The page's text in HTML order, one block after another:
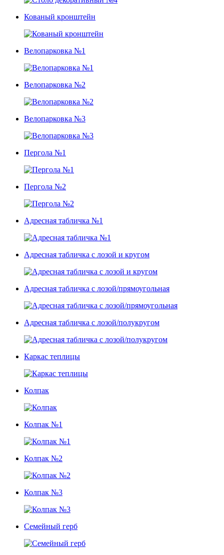
Кованый кронштейн
Велопарковка №1
Велопарковка №2
Велопарковка №3
Пергола №1
Пергола №2
Адресная табличка №1
Адресная табличка с лозой и кругом
Адресная табличка с лозой/прямоугольная
Адресная табличка с лозой/полукругом
Каркас теплицы
Колпак
Колпак №1
Колпак №2
Колпак №3
Семейный герб